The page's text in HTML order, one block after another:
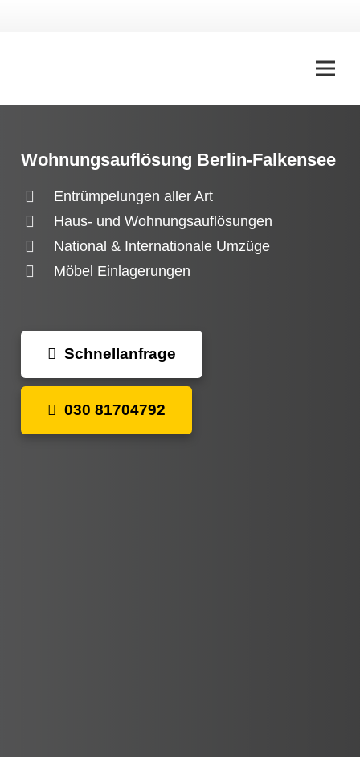
Wohnungsauflösung Berlin-Falkensee
Entrümpelungen aller Art
Haus- und Wohnungsauflösungen
National & Internationale Umzüge
Möbel Einlagerungen
Schnellanfrage
030 81704792